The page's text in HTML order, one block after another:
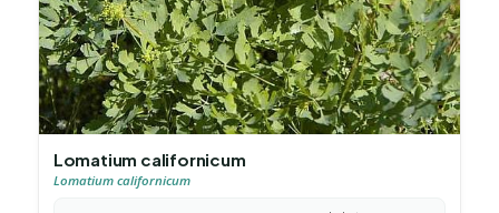
Lomatium californicum
Lomatium californicum